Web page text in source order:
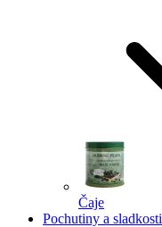
Čaje
Pochutiny a sladkosti